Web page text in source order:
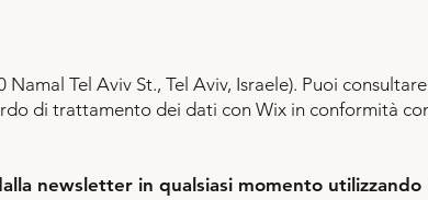
Tel Aviv St., Tel Aviv, Israele). Puoi
di trattamento dei dati con Wix in conformità
newsletter in qualsiasi momento